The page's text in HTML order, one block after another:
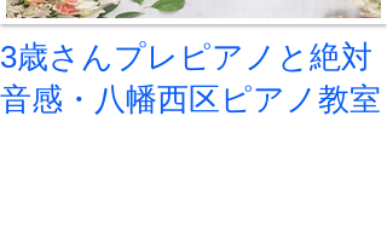
3歳さんプレピアノと絶対
音感・八幡西区ピアノ教室